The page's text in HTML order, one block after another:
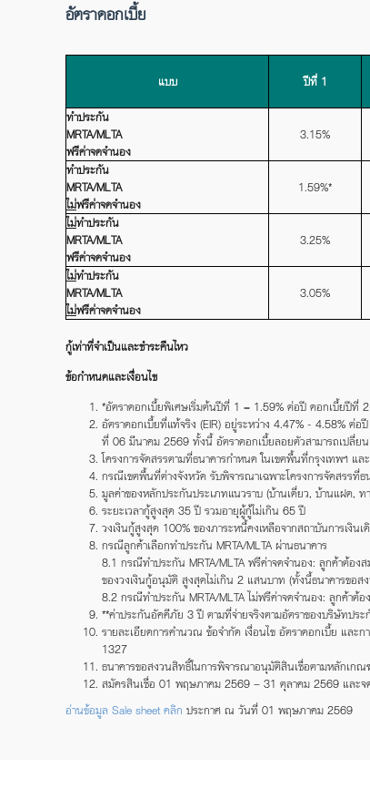
อัตราดอกเบี้ย
แบบ ปีที่ 1
ทำประกัน
MRTA/MLTA
ฟรีค่าจดจำนอง
3.15%
ทำประกัน
MRTA/MLTA
ไม่ฟรีค่าจดจำนอง
1.59%*
ไม่ทำประกัน
MRTA/MLTA
ฟรีค่าจดจำนอง
3.25%
ไม่ทำประกัน
MRTA/MLTA
ไม่ฟรีค่าจดจำนอง
3.05%
กู้เท่าที่จำเป็นและชำระคืนไหว
ข้อกำหนดและเงื่อนไข
*อัตราดอกเบี้ยพิเศษเริ่มต้นปีที่ 1 = 1.59% ต่อปี ดอกเบี้ยปีที่
อัตราดอกเบี้ยที่แท้จริง (EIR) อยู่ระหว่าง 4.47% - 4.58% ต่
ที่ 06 มีนาคม 2569 ทั้งนี้ อัตราดอกเบี้ยลอยตัวสามารถเปลี่ย
โครงการจัดสรรตามที่ธนาคารกำหนด ในเขตพื้นที่กรุงเทพฯ แ
กรณีเขตพื้นที่ต่างจังหวัด รับพิจารณาเฉพาะโครงการจัดสรรที่
มูลค่าของหลักประกันประเภทแนวราบ (บ้านเดี่ยว, บ้านแฝด,
ระยะเวลากู้สูงสุด 35 ปี รวมอายุผู้กู้ไม่เกิน 65 ปี
วงเงินกู้สูงสุด 100% ของภาระหนี้คงเหลือจากสถาบันการเงิน
กรณีลูกค้าเลือกทำประกัน MRTA/MLTA ผ่านธนาคาร
8.1 กรณีทำประกัน MRTA/MLTA ฟรีค่าจดจำนอง: ลูกค้าต้อง
ของวงเงินกู้อนุมัติ สูงสุดไม่เกิน 2 แสนบาท (ทั้งนี้ธนาคารขอ
8.2 กรณีทำประกัน MRTA/MLTA ไม่ฟรีค่าจดจำนอง: ลูกค้าต้
**ค่าประกันอัคคีภัย 3 ปี ตามที่จ่ายจริงตามอัตราของบริษัทปร
รายละเอียดการคำนวณ ข้อจำกัด เงื่อนไข อัตราดอกเบี้ย และ
1327
ธนาคารขอสงวนสิทธิ์ในการพิจารณาอนุมัติสินเชื่อตามหลักเกณ
สมัครสินเชื่อ 01 พฤษภาคม 2569 – 31 ตุลาคม 2569 และ
อ่านข้อมูล Sale sheet คลิก ประกาศ ณ วันที่ 01 พฤษภาคม 2569